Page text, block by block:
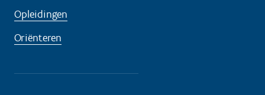
Opleidingen
Oriënteren